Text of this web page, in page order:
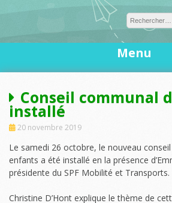
Menu
Conseil communal
installé
20 novembre 2019
Le samedi 26 octobre, le nouveau
enfants a été installé en la présence
présidente du SPF Mobilité et Transports.
Christine D’Hont explique le thème de